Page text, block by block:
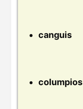
canguis
columpios